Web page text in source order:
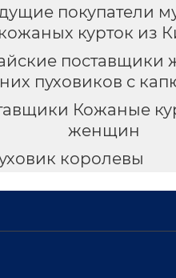
покупатели
кожаных курток из
поставщики
пуховиков с
Кожаные
женщин
королевы